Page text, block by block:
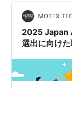
認定の詳細は
細はこちらを
細は以下の公
らをご覧くだ
MOTEX
2025 Japan
選出に向け